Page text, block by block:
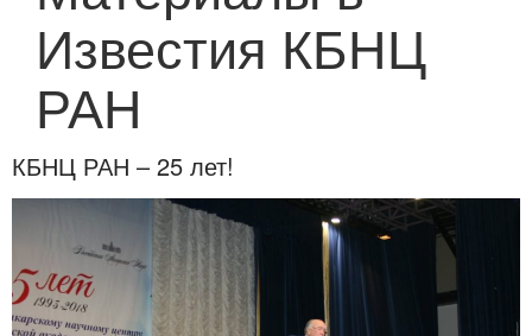
Известия КБНЦ
РАН
КБНЦ РАН – 25 лет!